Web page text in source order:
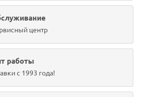
центр
работы
с 1993 года!